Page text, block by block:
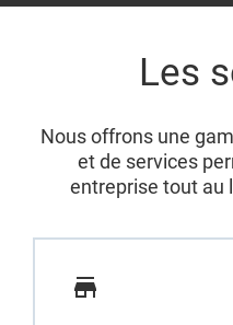
Les
Nous offrons une
et de services
entreprise tout au